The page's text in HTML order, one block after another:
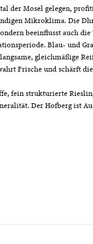
der Mosel gelegen,
Mikroklima. Die
beeinflusst auch
Blau- und
gleichmäßige
Frische und schärft
fein strukturierte
Der Hofberg ist